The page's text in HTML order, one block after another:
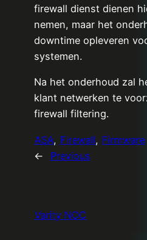
firewall dienst dienen
nemen, maar het
downtime opleveren
systemen.
Na het onderhoud zal
klant netwerken te
firewall filtering.
ASA, Firewall, Firmware
←
Previous
Varity NOC